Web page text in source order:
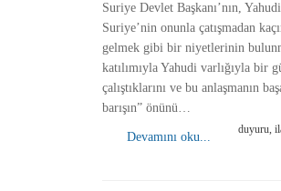
Suriye Devlet Başkanı’nın,
Suriye’nin onunla çatışmadan
gelmek gibi bir niyetlerinin
katılımıyla Yahudi varlığıyla bir
çalıştıklarını ve bu anlaşmanın
barışın” önünü…
Devamını oku...
duyuru,